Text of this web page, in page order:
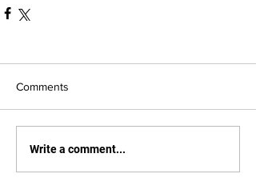
Comments
Write a comment...